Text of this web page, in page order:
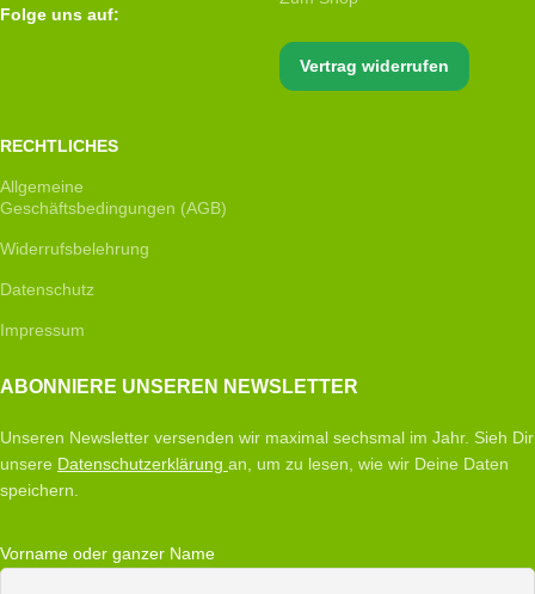
Folge uns auf:
Vertrag widerrufen
RECHTLICHES
Allgemeine
Geschäftsbedingungen (AGB)
Widerrufsbelehrung
Datenschutz
Impressum
ABONNIERE UNSEREN NEWSLETTER
Unseren Newsletter versenden wir maximal sechsmal im Jahr. Sieh Dir
unsere Datenschutzerklärung an, um zu lesen, wie wir Deine Daten
speichern.
Vorname oder ganzer Name